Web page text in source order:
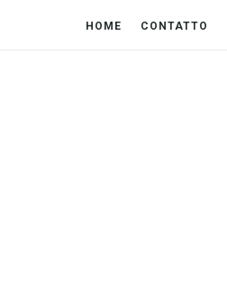
HOME CONTATTO